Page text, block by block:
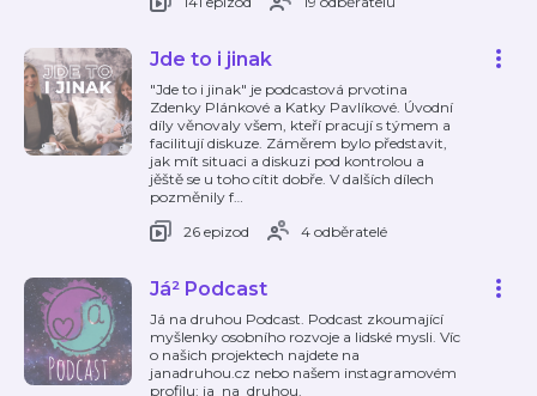
Jde to i jinak
"Jde to i jinak" je podcastová prvotina
Zdenky Plánkové a Katky Pavlíkové. Úvodní
díly věnovaly všem, kteří pracují s týmem a
facilitují diskuze. Záměrem bylo představit,
jak mít situaci a diskuzi pod kontrolou a
jěště se u toho cítit dobře. V dalších dílech
pozměnily f…
26 epizod
4 odběratelé
Já² Podcast
Já na druhou Podcast. Podcast zkoumající
myšlenky osobního rozvoje a lidské mysli. Víc
o našich projektech najdete na
janadruhou.cz nebo našem instagramovém
profilu: ja_na_druhou.